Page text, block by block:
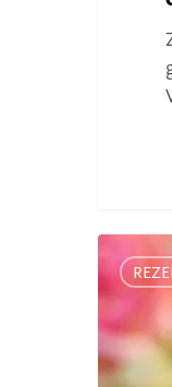
Schneck
aus
(damals